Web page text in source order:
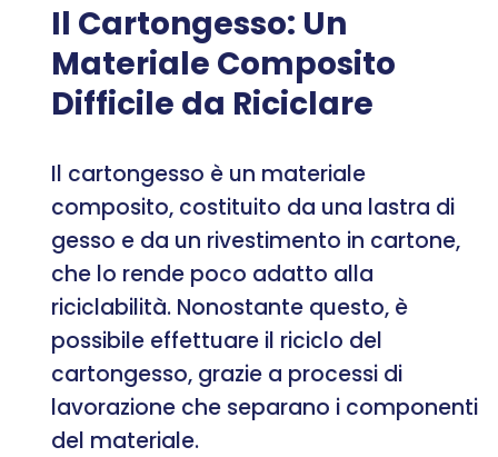
Il Cartongesso: Un
Materiale Composito
Difficile da Riciclare
Il cartongesso è un materiale
composito, costituito da una lastra di
gesso e da un rivestimento in cartone,
che lo rende poco adatto alla
riciclabilità. Nonostante questo, è
possibile effettuare il riciclo del
cartongesso, grazie a processi di
lavorazione che separano i componenti
del materiale.